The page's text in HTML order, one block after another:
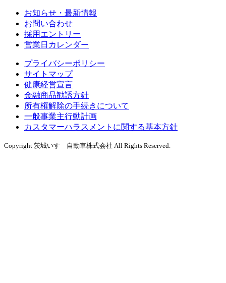
お知らせ・最新情報
お問い合わせ
採用エントリー
営業日カレンダー
プライバシーポリシー
サイトマップ
健康経営宣言
金融商品勧誘方針
所有権解除の手続きについて
一般事業主行動計画
カスタマーハラスメントに関する基本方針
Copyright 茨城いすゞ自動車株式会社 All Rights Reserved.